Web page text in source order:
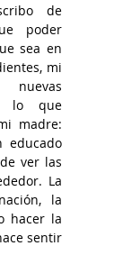
de
poder
sea en
mi
nuevas
lo que
madre:
educado
ver las
La
la
hacer la
sentir